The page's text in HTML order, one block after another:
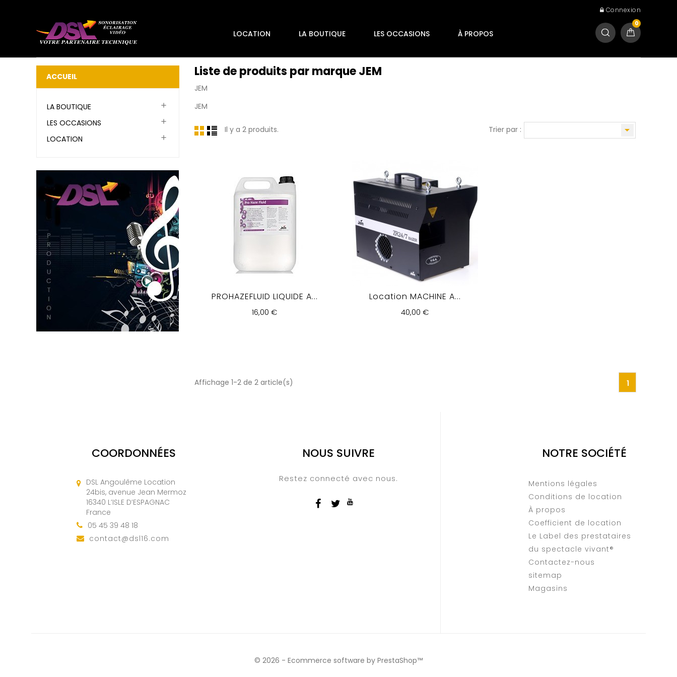
Connexion
0
LOCATION LA BOUTIQUE LES OCCASIONS À PROPOS
Liste de produits par marque JEM
JEM
JEM
Il y a 2 produits. 
Trier par :
PROHAZEFLUID LIQUIDE A...
16,00 €
Location MACHINE A...
40,00 €
Affichage 1-2 de 2 article(s) 1
ACCUEIL
LA BOUTIQUE 
LES OCCASIONS 
LOCATION 
COORDONNÉES
DSL Angoulême Location
24bis, avenue Jean Mermoz
16340 L’ISLE D’ESPAGNAC
France
05 45 39 48 18
contact@dsl16.com
NOUS SUIVRE
Restez connecté avec nous.
NOTRE SOCIÉTÉ
Mentions légales
Conditions de location
À propos
Coefficient de location
Le Label des prestataires
du spectacle vivant®
Contactez-nous
sitemap
Magasins
© 2026 - Ecommerce software by PrestaShop™